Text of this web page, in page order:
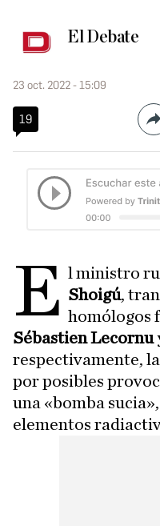
El Debate
23 oct. 2022 - 15:09
19
E l ministro
Shoigú,
homólogos
Sébastien Lecornu
respectivamente,
por posibles
una «bomba
elementos